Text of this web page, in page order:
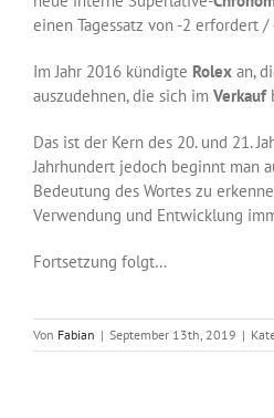
einen Tagessatz von -2 erfordert /
Im Jahr 2016 kündigte Rolex an,
auszudehnen, die sich im Verkauf
Das ist der Kern des 20. und 21.
Jahrhundert jedoch beginnt man
Bedeutung des Wortes zu
Verwendung und Entwicklung
Fortsetzung folgt…
Von Fabian | September 13th, 2019 |